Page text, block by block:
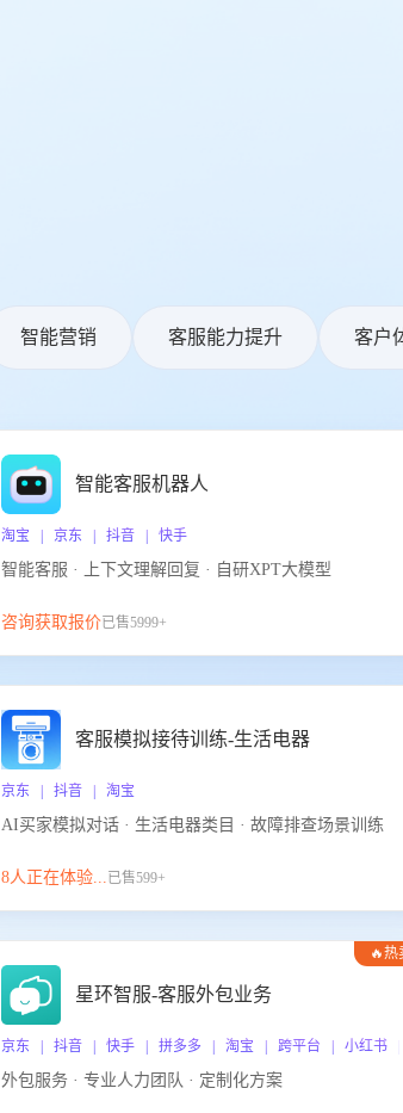
智能营销 客服能力提升 客户
智能客服机器人
淘宝 | 京东 | 抖音 | 快手
智能客服 · 上下文理解回复 · 自研XPT大模型
咨询获取报价已售5999+
客服模拟接待训练-生活电器
京东 | 抖音 | 淘宝
AI买家模拟对话 · 生活电器类目 · 故障排查场景训练
8人正在体验...已售599+
🔥热
星环智服-客服外包业务
京东 | 抖音 | 快手 | 拼多多 | 淘宝 | 跨平台 | 小红书 |
外包服务 · 专业人力团队 · 定制化方案